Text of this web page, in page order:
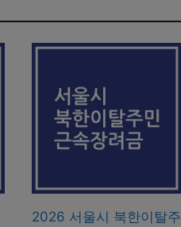
2026 서울시 북한이탈주